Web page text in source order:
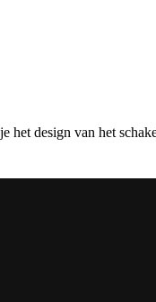
het design van het